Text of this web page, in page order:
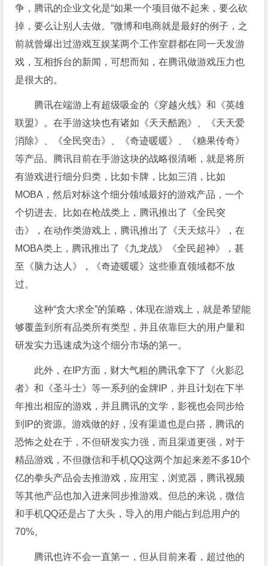
争，腾讯的企业文化是“如果一个项目做不起来，要么砍
掉，要么让别人去做。”微博和电商就是最好的例子，之
前就曾爆出过游戏互娱某两个工作室群都在同一天发游
戏，互相拆台的新闻，可想而知，在腾讯做游戏压力也
是很大的。
腾讯在端游上有超级吸金的《穿越火线》和《英雄
联盟》。在手游这块也有诸如《天天酷跑》、《天天爱
消除》、《全民突击》、《奇迹暖暖》、《糖果传奇》
等产品。腾讯目前在手游这块的战略很清晰，就是将所
有游戏进行细分归类，比如卡牌，比如三消，比如
MOBA，然后对标这个细分领域最好的游戏产品，一个
个切进去。比如在枪战类上，腾讯推出了《全民突
击》，在动作类游戏上，腾讯推出了《天天炫斗》，在
MOBA类上，腾讯推出了《九龙战》《全民超神》，甚
至《脑力达人》，《奇迹暖暖》这些垂直领域都不放
过。
这种“贪大求全”的策略，体现在游戏上，就是希望能
够覆盖到所有品类所有类型，并且依靠巨大的用户量和
研发实力迅速成为这个细分市场的第一。
此外，在IP方面，财大气粗的腾讯拿下了《火影忍
者》和《圣斗士》等一系列的金牌IP，并且计划在下半
年推出相应的游戏，并且腾讯的文学，影视也会同步给
到IP的资源。游戏做的好，没有渠道也是白搭，腾讯的
恐怖之处在于，不但研发实力强，而且渠道更强，对于
精品游戏，不但微信和手机QQ这两个加起来差不多10个
亿的拳头产品会去推游戏，应用宝，浏览器，腾讯视频
等其他产品也加入进来同步推游戏。但总的来说，微信
和手机QQ还是占了大头，导入的用户能占到总用户的
70%。
腾讯也许不会一直第一，但从目前来看，超过他的